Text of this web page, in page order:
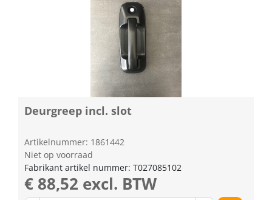
Deurgreep incl. slot
Artikelnummer: 1861442
Niet op voorraad
Fabrikant artikel nummer: T027085102
€ 88,52 excl. BTW